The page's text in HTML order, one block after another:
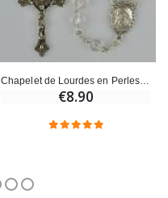
Chapelet de Lourdes en Perles de Cristal - 50 cm
€8.90